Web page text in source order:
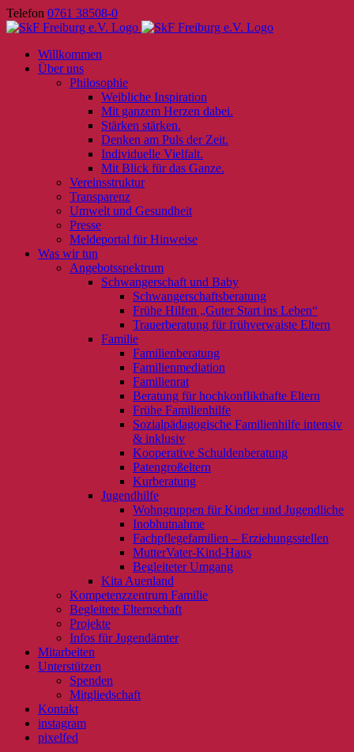
Skip
to
Telefon 0761 38508-0
Willkommen
Über uns
Philosophie
Weibliche Inspiration
Mit ganzem Herzen dabei.
Stärken stärken.
Denken am Puls der Zeit.
Individuelle Vielfalt.
Mit Blick für das Ganze.
Vereinsstruktur
Transparenz
Umwelt und Gesundheit
Presse
Meldeportal für Hinweise
Was wir tun
Angebotsspektrum
Schwangerschaft und Baby
Schwangerschaftsberatung
Frühe Hilfen „Guter Start ins Leben“
Trauerberatung für frühverwaiste Eltern
Familie
Familienberatung
Familienmediation
Familienrat
Beratung für hochkonflikthafte Eltern
Frühe Familienhilfe
Sozialpädagogische Familienhilfe intensiv
& inklusiv
Kooperative Schuldenberatung
Patengroßeltern
Kurberatung
Jugendhilfe
Wohngruppen für Kinder und Jugendliche
Inobhutnahme
Fachpflegefamilien – Erziehungsstellen
MutterVater-Kind-Haus
Begleiteter Umgang
Kita Auenland
Kompetenzzentrum Familie
Begleitete Elternschaft
Projekte
Infos für Jugendämter
Mitarbeiten
Unterstützen
Spenden
Mitgliedschaft
Kontakt
instagram
pixelfed